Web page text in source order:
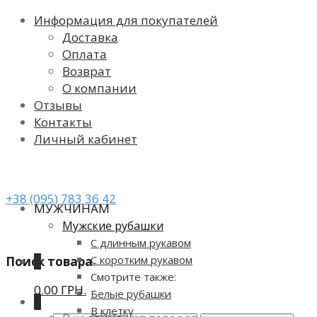
Информация для покупателей
Доставка
Оплата
Возврат
О компании
Отзывы
Контакты
Личный кабинет
+38 (095) 783 36 42
Поиск товара
МУЖЧИНАМ
Мужские рубашки
С длинным рукавом
С коротким рукавом
Смотрите также:
Белые рубашки
В клетку
0.00 ГРН.